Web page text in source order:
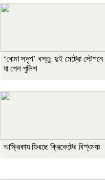
‘বোমা সদৃশ’ বস্তু: দুই মেট্রো স্টেশনে
যা পেল পুলিশ
আফ্রিকায় ফিরছে ক্রিকেটের বিশ্বমঞ্চ